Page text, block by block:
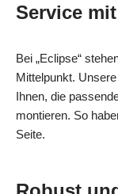
Service
Bei „Eclipse“
Mittelpunkt.
Ihnen, die
montieren. So
Seite.